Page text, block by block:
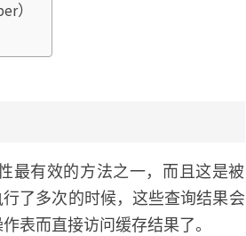
）
最有效的方法之一，而且这是被
了多次的时候，这些查询结果会
表而直接访问缓存结果了。